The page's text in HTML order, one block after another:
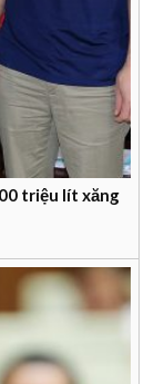
triệu lít xăng